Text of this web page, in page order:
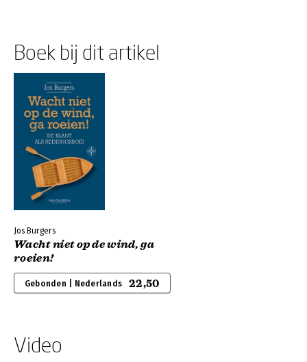
Boek bij dit artikel
Jos Burgers
Wacht niet op de wind, ga
roeien!
Gebonden | Nederlands 22,50
Video